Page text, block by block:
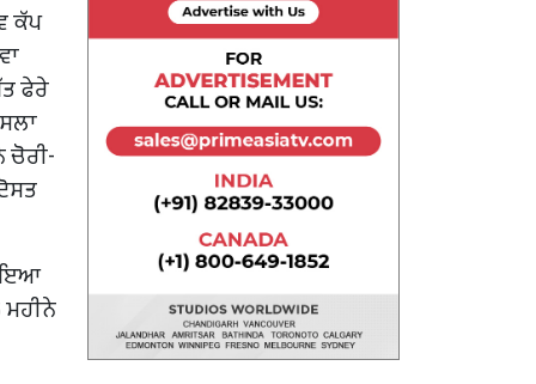
ਕੱਪ
ਫੇਰੇ
ਚੋਰੀ-